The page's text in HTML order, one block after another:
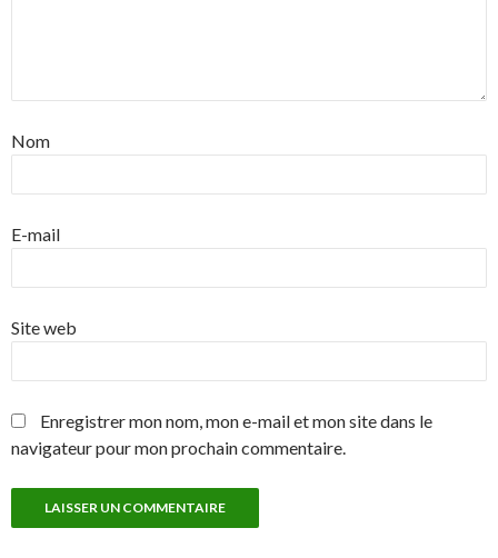
Nom
E-mail
Site web
Enregistrer mon nom, mon e-mail et mon site dans le
navigateur pour mon prochain commentaire.